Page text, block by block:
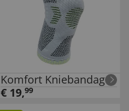
Komfort Kniebandage
€ 19,99